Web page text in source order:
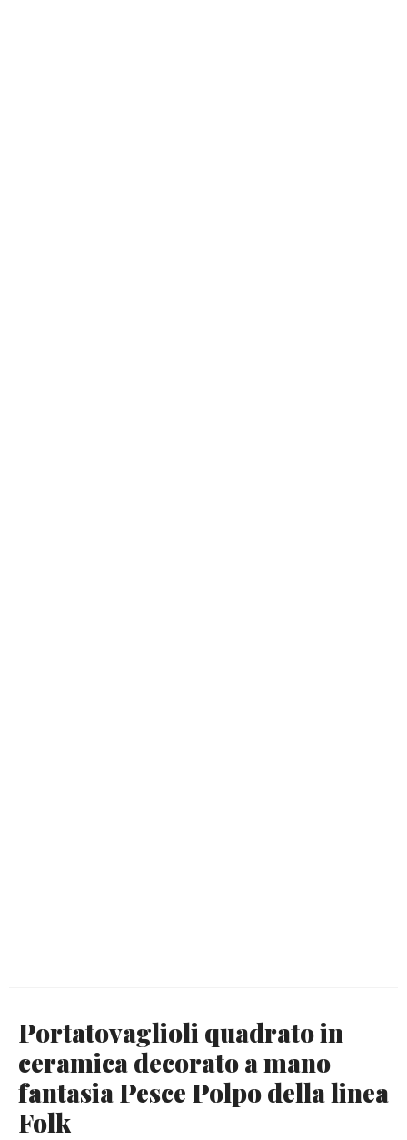
Portatovaglioli quadrato in
ceramica decorato a mano
fantasia Pesce Polpo della linea
Folk